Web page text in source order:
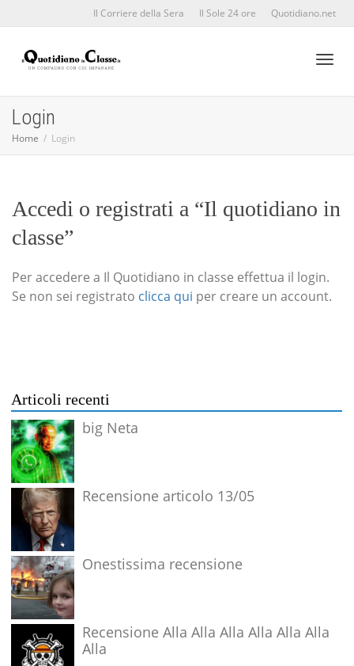
Il Corriere della Sera Il Sole 24 ore Quotidiano.net
Login
Home Login
Accedi o registrati a “Il quotidiano in
classe”
Per accedere a Il Quotidiano in classe effettua il login.
Se non sei registrato clicca qui per creare un account.
Articoli recenti
big Neta
Recensione articolo 13/05
Onestissima recensione
Recensione Alla Alla Alla Alla Alla Alla
Alla